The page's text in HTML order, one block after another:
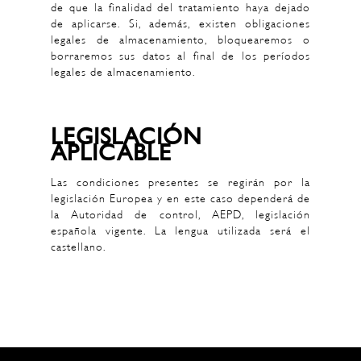
de que la finalidad del tratamiento haya dejado
de aplicarse. Si, además, existen obligaciones
legales de almacenamiento, bloquearemos o
borraremos sus datos al final de los períodos
legales de almacenamiento.
LEGISLACIÓN
APLICABLE
Las condiciones presentes se regirán por la
legislación Europea y en este caso dependerá de
la Autoridad de control, AEPD, legislación
española vigente. La lengua utilizada será el
castellano.